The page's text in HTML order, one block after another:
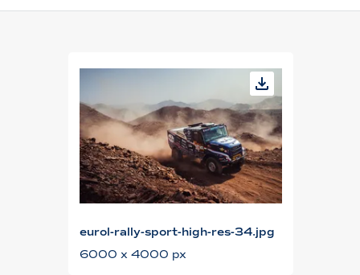
eurol-rally-sport-high-res-34.jpg
6000 x 4000 px